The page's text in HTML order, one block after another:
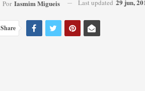
Por Iasmim Migueis Last updated 29 jun,
Share